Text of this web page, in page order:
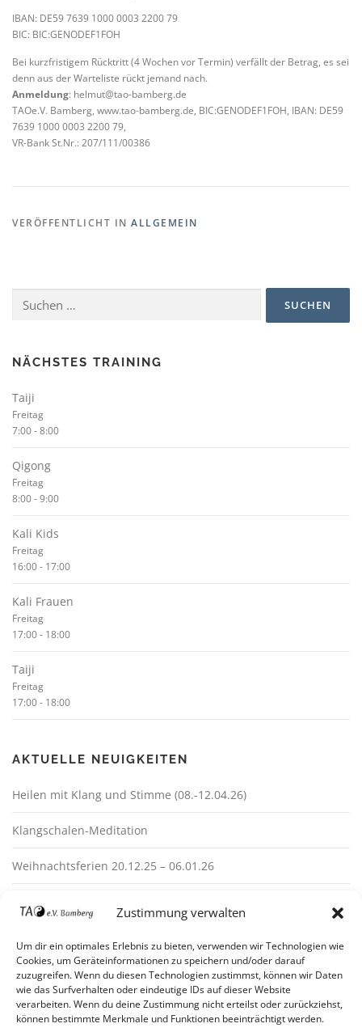
Zustimmung verwalten
Um dir ein optimales Erlebnis zu bieten, verwenden wir Technologien wie
Cookies, um Geräteinformationen zu speichern und/oder darauf
zuzugreifen. Wenn du diesen Technologien zustimmst, können wir Daten
wie das Surfverhalten oder eindeutige IDs auf dieser Website
verarbeiten. Wenn du deine Zustimmung nicht erteilst oder zurückziehst,
können bestimmte Merkmale und Funktionen beeinträchtigt werden.
IBAN: DE59 7639 1000 0003 2200 79
BIC: BIC:GENODEF1FOH
Bei kurzfristigem Rücktritt (4 Wochen vor Termin) verfällt der Betrag, es sei
denn aus der Warteliste rückt jemand nach.
Anmeldung: helmut@tao-bamberg.de
TAOe.V. Bamberg, www.tao-bamberg.de, BIC:GENODEF1FOH, IBAN: DE59
7639 1000 0003 2200 79,
VR-Bank St.Nr.: 207/111/00386
VERÖFFENTLICHT IN ALLGEMEIN
nach:
NÄCHSTES TRAINING
Taiji
Freitag
7:00-8:00
Qigong
Freitag
8:00-9:00
Kali Kids
Freitag
16:00- 17:00
Kali Frauen
Freitag
17:00- 18:00
Taiji
Freitag
17:00- 18:00
AKTUELLE NEUIGKEITEN
Heilen mit Klang und Stimme (08.-12.04.26)
Klangschalen-Meditation
Weihnachtsferien 20.12.25 – 06.01.26
Impressum